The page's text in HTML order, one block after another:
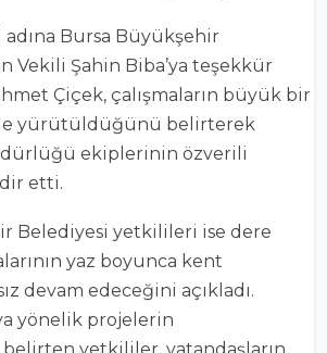
Bursa Büyükşehir
Vekili Şahin Biba’ya teşekkür
Çiçek, çalışmaların büyük bir
yürütüldüğünü belirterek
ekiplerinin özverili
etti.
Belediyesi yetkilileri ise dere
yaz boyunca kent
devam edeceğini açıkladı.
yönelik projelerin